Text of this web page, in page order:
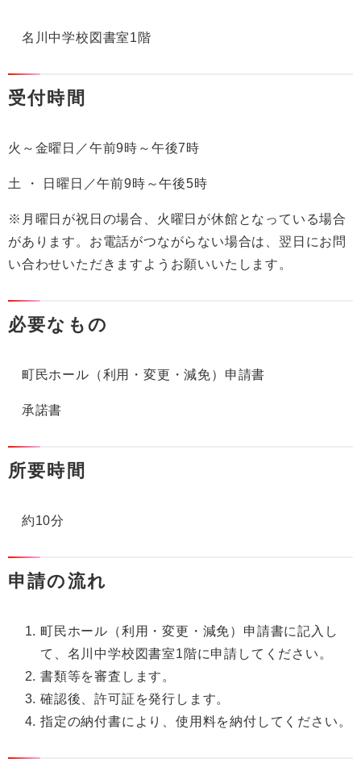
名川中学校図書室1階
受付時間
火～金曜日／午前9時～午後7時
土 ・ 日曜日／午前9時～午後5時
※月曜日が祝日の場合、火曜日が休館となっている場合
があります。お電話がつながらない場合は、翌日にお問
い合わせいただきますようお願いいたします。
必要なもの
町民ホール（利用・変更・減免）申請書
承諾書
所要時間
約10分
申請の流れ
町民ホール（利用・変更・減免）申請書に記入し
て、名川中学校図書室1階に申請してください。
書類等を審査します。
確認後、許可証を発行します。
指定の納付書により、使用料を納付してください。